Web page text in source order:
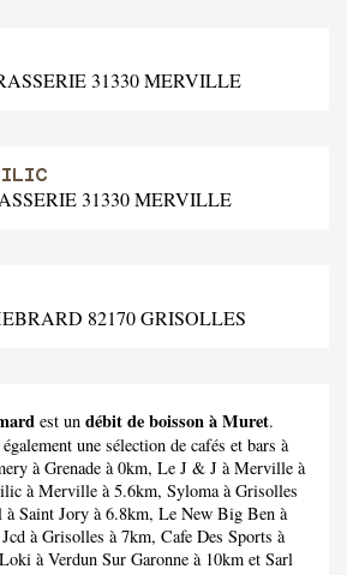
31330 MERVILLE
31330 MERVILLE
82170 GRISOLLES
est un débit de boisson à Muret.
une sélection de cafés et bars à
à Grenade à 0km, Le J & J à Merville à
à Merville à 5.6km, Sylomaà Grisolles
à Saint Jory à 6.8km, Le New Big Ben à
à Grisolles à 7km, Cafe Des Sports à
Loki à Verdun Sur Garonne à 10km et Sarl